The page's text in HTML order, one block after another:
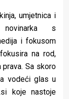
umjetnica i
novinarka s
i fokusom
na rod,
Sa skoro
vodeći glas u
koje nastoje